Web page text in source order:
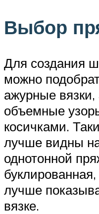
Выбор
Для создания
можно
ажурные
объемные
косичками.
лучше видны
однотонной
лучше
вязке.